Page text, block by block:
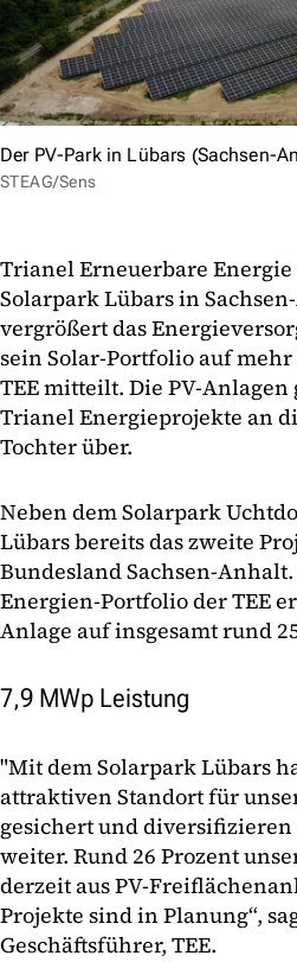
Der PV-Park in Lübars (Sachsen-
STEAG/Sens
Trianel Erneuerbare
Solarpark Lübars in
vergrößert das
sein Solar-Portfolio auf mehr
TEE mitteilt. Die PV-
Trianel Energieprojekte an
Tochter über.
Neben dem Solarpark
Lübars bereits das zweite
Bundesland Sachsen-
Energien-Portfolio der TEE
Anlage auf insgesamt rund
7,9 MWp Leistung
"Mit dem Solarpark Lübars
attraktiven Standort für
gesichert und diversifizieren
weiter. Rund 26 Prozent
derzeit aus PV-
Projekte sind in Planung“,
Geschäftsführer, TEE.